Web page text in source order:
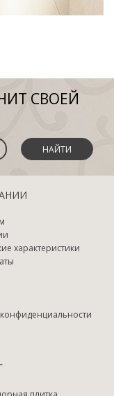
СВОЕЙ
НАЙТИ
характеристики